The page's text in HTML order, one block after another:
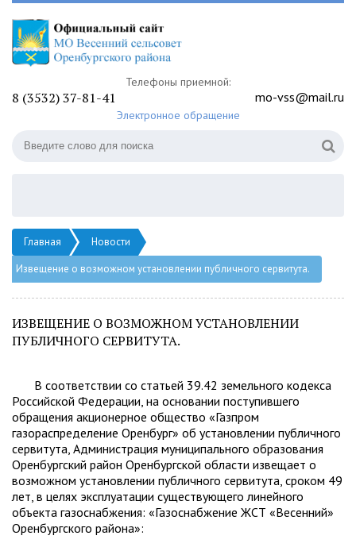
Телефоны приемной:
8 (3532) 37-81-41 mo-vss@mail.ru
Электронное обращение
Главная
Новости
Извещение о возможном установлении публичного сервитута.
ИЗВЕЩЕНИЕ О ВОЗМОЖНОМ УСТАНОВЛЕНИИ
ПУБЛИЧНОГО СЕРВИТУТА.
В соответствии со статьей 39.42 земельного кодекса
Российской Федерации, на основании поступившего
обращения акционерное общество «Газпром
газораспределение Оренбург» об установлении публичного
сервитута, Администрация муниципального образования
Оренбургский район Оренбургской области извещает о
возможном установлении публичного сервитута, сроком 49
лет, в целях эксплуатации существующего линейного
объекта газоснабжения: «Газоснабжение ЖСТ «Весенний»
Оренбургского района»: